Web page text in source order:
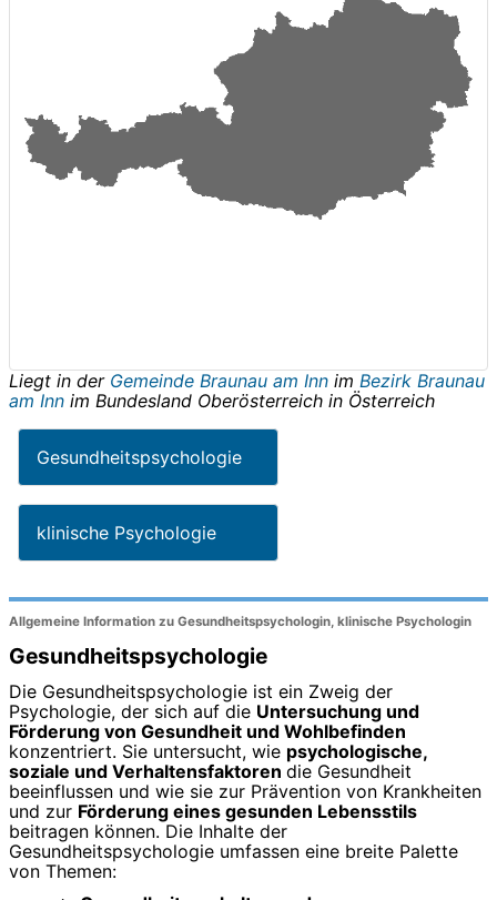
Liegt in der Gemeinde Braunau am Inn im Bezirk Braunau
am Inn im Bundesland Oberösterreich in Österreich
Gesundheitspsychologie
klinische Psychologie
Allgemeine Information zu Gesundheitspsychologin, klinische Psychologin
Gesundheitspsychologie
Die Gesundheitspsychologie ist ein Zweig der
Psychologie, der sich auf die Untersuchung und
Förderung von Gesundheit und Wohlbefinden
konzentriert. Sie untersucht, wie psychologische,
soziale und Verhaltensfaktoren die Gesundheit
beeinflussen und wie sie zur Prävention von Krankheiten
und zur Förderung eines gesunden Lebensstils
beitragen können. Die Inhalte der
Gesundheitspsychologie umfassen eine breite Palette
von Themen: